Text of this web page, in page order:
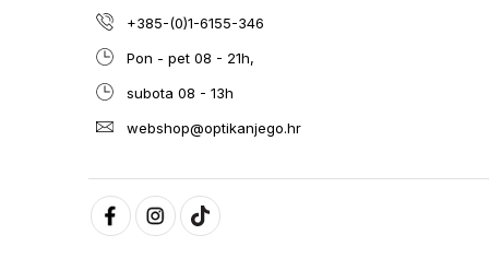
+385-(0)1-6155-346
Pon - pet 08 - 21h,
subota 08 - 13h
webshop@optikanjego.hr